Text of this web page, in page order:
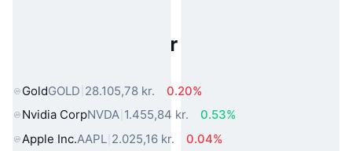
Populære aktiver fra den virkelige
GoldGOLD 28.105,78 kr.
0.20%
Nvidia CorpNVDA 1.455,84 kr.
0.53%
Apple Inc.AAPL 2.025,16 kr. 0.04%